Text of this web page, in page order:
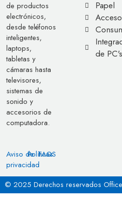
de productos
electrónicos,
desde teléfonos
inteligentes,
laptops,
tabletas y
cámaras hasta
televisores,
sistemas de
sonido y
accesorios de
computadora.
Aviso de
privacidad
Políticas
FAQS
Papel
de PC's
© 2025 Derechos reservados